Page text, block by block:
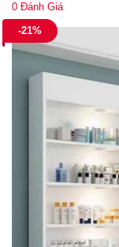
0 Đánh Giá
-21%